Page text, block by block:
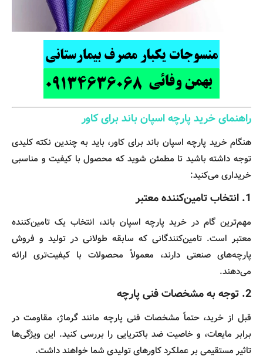
راهنمای خرید پارچه اسپان باند برای کاور
هنگام خرید پارچه اسپان باند برای کاور، باید به چندین نکته کلیدی
توجه داشته باشید تا مطمئن شوید که محصول با کیفیت و مناسبی
خریداری می‌کنید:
1. انتخاب تامین‌کننده معتبر
مهم‌ترین گام در خرید پارچه اسپان باند، انتخاب یک تامین‌کننده
معتبر است. تامین‌کنندگانی که سابقه طولانی در تولید و فروش
پارچه‌های صنعتی دارند، معمولاً محصولات با کیفیت‌تری ارائه
می‌دهند.
2. توجه به مشخصات فنی پارچه
قبل از خرید، حتماً مشخصات فنی پارچه مانند گرماژ، مقاومت در
برابر مایعات، و خاصیت ضد باکتریایی را بررسی کنید. این ویژگی‌ها
تاثیر مستقیمی بر عملکرد کاورهای تولیدی شما خواهند داشت.